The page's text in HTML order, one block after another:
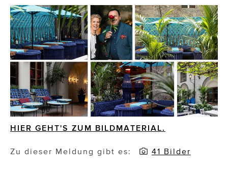
Foodsavers
FREIHERZ
FRISTADS
FR!TZ EYEWEAR
GHOST BASTARD
HIER GEHT'S ZUM BILDMATERIAL.
Zu dieser Meldung gibt es: 41 Bilder